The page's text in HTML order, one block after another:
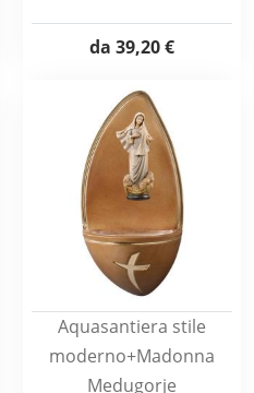
da 39,20 €
Aquasantiera stile
moderno+Madonna
Medugorje